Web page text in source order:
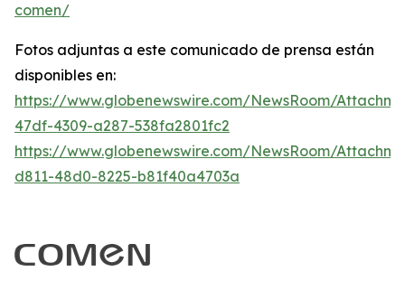
comen/
Fotos adjuntas a este comunicado de prensa están
disponibles en:
https://www.globenewswire.com/NewsRoom/
47df-4309-a287-538fa2801fc2
https://www.globenewswire.com/NewsRoom/
d811-48d0-8225-b81f40a4703a